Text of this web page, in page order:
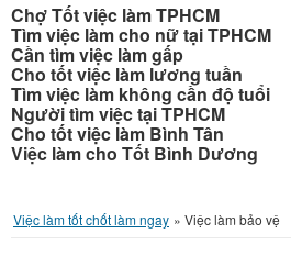
Chợ Tốt việc làm TPHCM
Tìm việc làm cho nữ tại TPHCM
Cần tìm việc làm gấp
Cho tốt việc làm lương tuần
Tìm việc làm không cần độ tuổi
Người tìm việc tại TPHCM
Cho tốt việc làm Bình Tân
Việc làm cho Tốt Bình Dương
Việc làm tốt chốt làm ngay » Việc làm bảo vệ